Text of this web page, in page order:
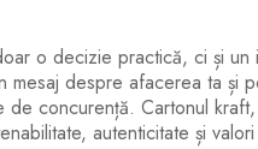
o decizie practică, ci și un
mesaj despre afacerea ta și
de concurență. Cartonul
autenticitate și